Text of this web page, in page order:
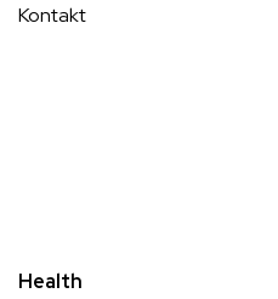
Kontakt
Health